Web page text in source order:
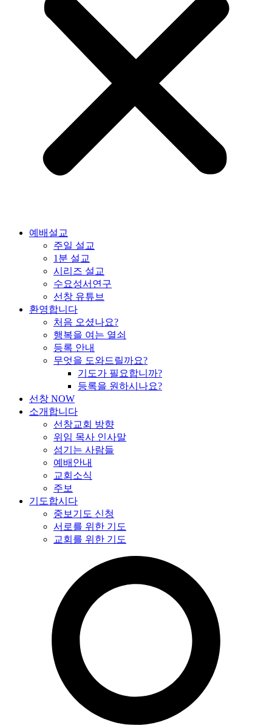
예배설교
주일 설교
1분 설교
시리즈 설교
수요성서연구
선창 유튜브
환영합니다
처음 오셨나요?
행복을 여는 열쇠
등록 안내
무엇을 도와드릴까요?
기도가 필요합니까?
등록을 원하시나요?
선창 NOW
소개합니다
선창교회 방향
위임 목사 인사말
섬기는 사람들
예배안내
교회소식
주보
기도합시다
중보기도 신청
서로를 위한 기도
교회를 위한 기도